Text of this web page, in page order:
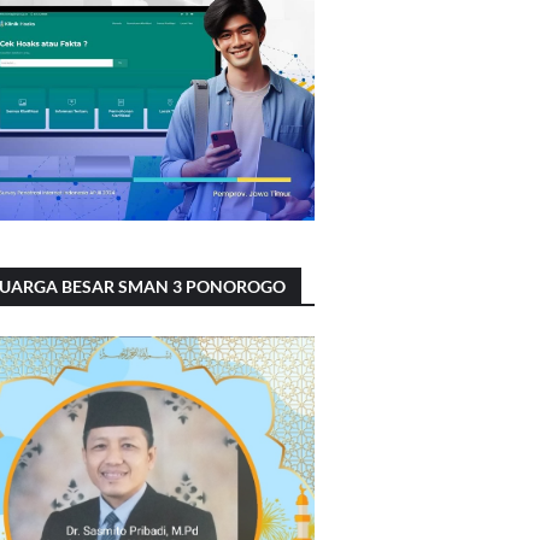
BESAR SMAN 3 PONOROGO